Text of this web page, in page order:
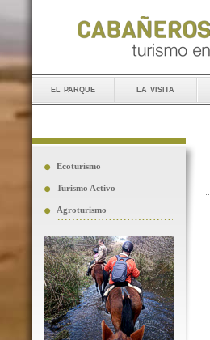
el parque la visita
Ecoturismo
Turismo Activo
Agroturismo